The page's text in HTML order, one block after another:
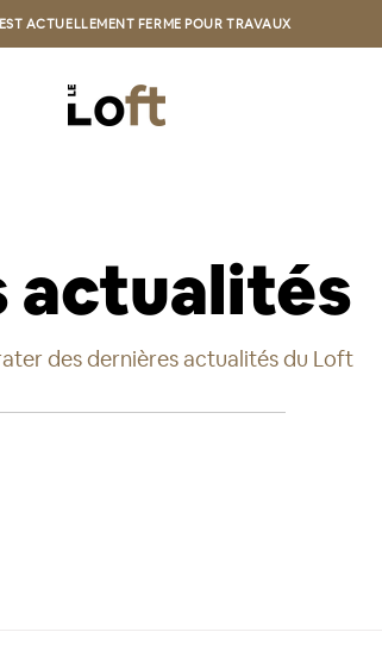
ACTUELLEMENT FERME POUR TRAVAUX
actualités
des dernières actualités du Loft